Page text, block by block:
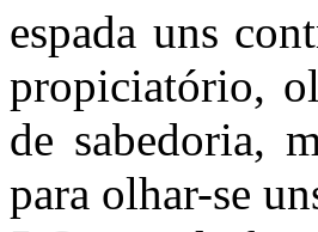
espada uns
propiciatório,
de sabedoria,
para olhar-se